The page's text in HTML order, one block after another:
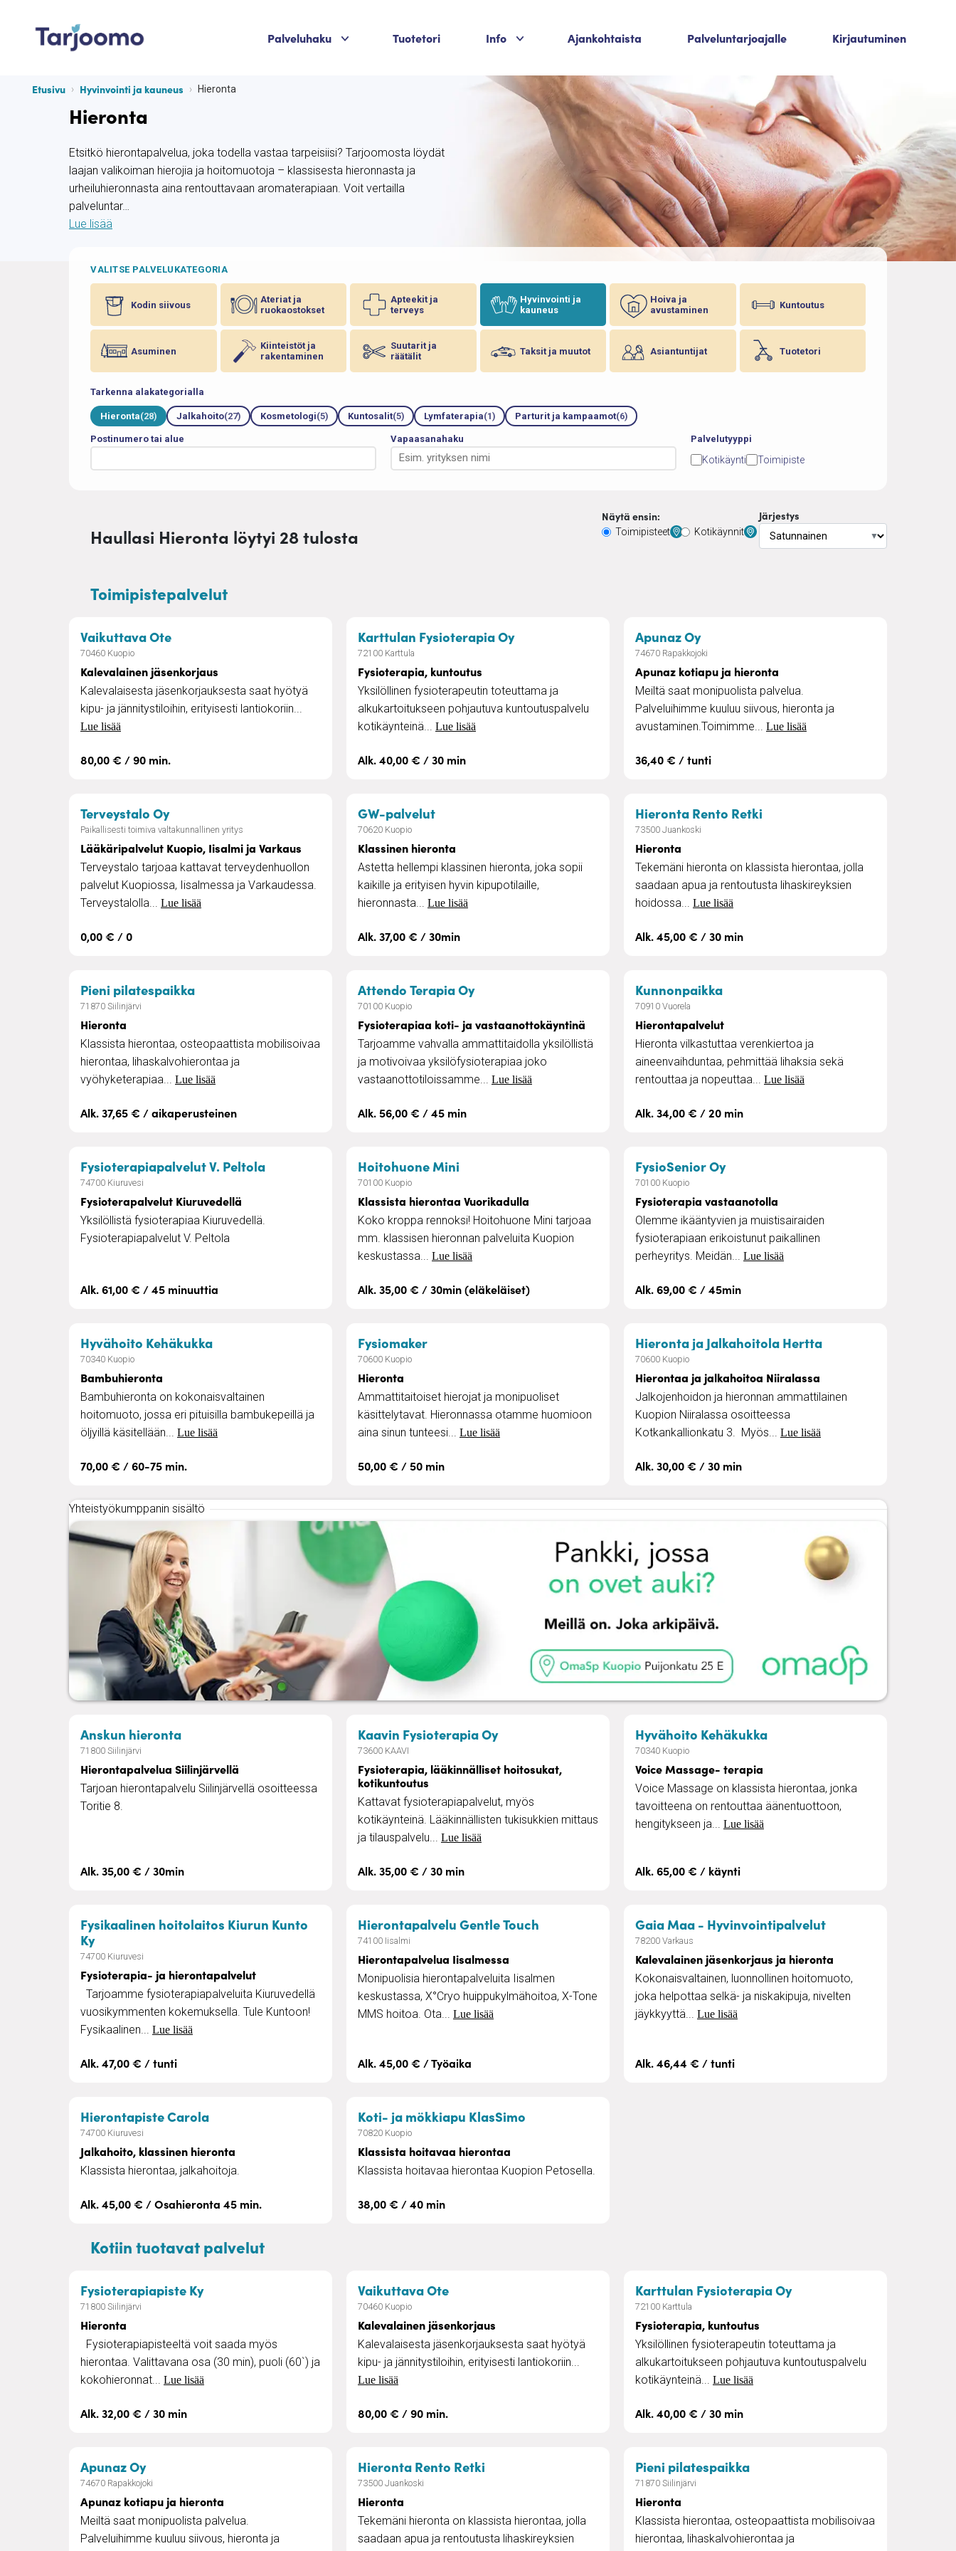
Palveluhaku Palvelukategoriat
Tuotetori Info Palvelukategoriat
Ajankohtaista Palveluntarjoajalle Kirjautuminen
Etusivu Hyvinvointi ja kauneus Hieronta
Hieronta
Etsitkö hierontapalvelua, joka todella vastaa tarpeisiisi? Tarjoomosta löydät
laajan valikoiman hierojia ja hoitomuotoja – klassisesta hieronnasta ja
urheiluhieronnasta aina rentouttavaan aromaterapiaan. Voit vertailla
palveluntar…
Lue lisää
VALITSE PALVELUKATEGORIA
Kodin siivous
Ateriat ja
ruokaostokset
Apteekit ja
terveys
Hyvinvointi ja
kauneus
Hoiva ja
avustaminen
Kuntoutus
Asuminen
Kiinteistöt ja
rakentaminen
Suutarit ja
räätälit
Taksit ja muutot Asiantuntijat Tuotetori
Tarkenna alakategorialla
Hieronta(28) Jalkahoito(27) Kosmetologi(5) Kuntosalit(5) Lymfaterapia(1) Parturit ja kampaamot(6)
Postinumero tai alue Vapaasanahaku Palvelutyyppi
Kotikäynti Toimipiste
Haullasi Hieronta löytyi 28 tulosta
Näytä ensin:
Toimipisteet Kotikäynnit
Järjestys
▼
Toimipistepalvelut
Vaikuttava Ote– Kalevalainen jäsenkorjaus
70460 Kuopio
Kalevalainen jäsenkorjaus
Kalevalaisesta jäsenkorjauksesta saat hyötyä
kipu- ja jännitystiloihin, erityisesti lantiokoriin...
Lue lisää
80,00 € / 90 min.
Karttulan Fysioterapia Oy– Fysioterapia, kuntoutus
72100 Karttula
Fysioterapia, kuntoutus
Yksilöllinen fysioterapeutin toteuttama ja
alkukartoitukseen pohjautuva kuntoutuspalvelu
kotikäynteinä... Lue lisää
Alk. 40,00 € / 30 min
Apunaz Oy– Apunaz kotiapu ja hieronta
74670 Rapakkojoki
Apunaz kotiapu ja hieronta
Meiltä saat monipuolista palvelua.
Palveluihimme kuuluu siivous, hieronta ja
avustaminen.Toimimme... Lue lisää
36,40 € / tunti
Terveystalo Oy– Lääkäripalvelut Kuopio, Iisalmi ja Varkaus
Paikallisesti toimiva valtakunnallinen yritys
Lääkäripalvelut Kuopio, Iisalmi ja Varkaus
Terveystalo tarjoaa kattavat terveydenhuollon
palvelut Kuopiossa, Iisalmessa ja Varkaudessa.
Terveystalolla... Lue lisää
0,00 € / 0
GW-palvelut– Klassinen hieronta
70620 Kuopio
Klassinen hieronta
Astetta hellempi klassinen hieronta, joka sopii
kaikille ja erityisen hyvin kipupotilaille,
hieronnasta... Lue lisää
Alk. 37,00 € / 30min
Hieronta Rento Retki
73500 Juankoski
Hieronta
Tekemäni hieronta on klassista hierontaa, jolla
saadaan apua ja rentoutusta lihaskireyksien
hoidossa... Lue lisää
Alk. 45,00 € / 30 min
Pieni pilatespaikka– Hieronta
71870 Siilinjärvi
Hieronta
Klassista hierontaa, osteopaattista mobilisoivaa
hierontaa, lihaskalvohierontaa ja
vyöhyketerapiaa... Lue lisää
Alk. 37,65 € / aikaperusteinen
Attendo Terapia Oy– Fysioterapiaa koti- ja vastaanottokäyntinä
70100 Kuopio
Fysioterapiaa koti- ja vastaanottokäyntinä
Tarjoamme vahvalla ammattitaidolla yksilöllistä
ja motivoivaa yksilöfysioterapiaa joko
vastaanottotiloissamme... Lue lisää
Alk. 56,00 € / 45 min
Kunnonpaikka– Hierontapalvelut
70910 Vuorela
Hierontapalvelut
Hieronta vilkastuttaa verenkiertoa ja
aineenvaihduntaa, pehmittää lihaksia sekä
rentouttaa ja nopeuttaa... Lue lisää
Alk. 34,00 € / 20 min
Fysioterapiapalvelut V. Peltola– Fysioterapalvelut Kiuruvedellä
74700 Kiuruvesi
Fysioterapalvelut Kiuruvedellä
Yksilöllistä fysioterapiaa Kiuruvedellä.
Fysioterapiapalvelut V. Peltola
Alk. 61,00 € / 45 minuuttia
Hoitohuone Mini – Klassista hierontaa Vuorikadulla
70100 Kuopio
Klassista hierontaa Vuorikadulla
Koko kroppa rennoksi! Hoitohuone Mini tarjoaa
mm. klassisen hieronnan palveluita Kuopion
keskustassa... Lue lisää
Alk. 35,00 € / 30min (eläkeläiset)
FysioSenior Oy– Fysioterapia vastaanotolla
70100 Kuopio
Fysioterapia vastaanotolla
Olemme ikääntyvien ja muistisairaiden
fysioterapiaan erikoistunut paikallinen
perheyritys. Meidän... Lue lisää
Alk. 69,00 € / 45min
Hyvähoito Kehäkukka– Bambuhieronta
70340 Kuopio
Bambuhieronta
Bambuhieronta on kokonaisvaltainen
hoitomuoto, jossa eri pituisilla bambukepeillä ja
öljyillä käsitellään... Lue lisää
70,00 € / 60-75 min.
Fysiomaker– Hieronta
70600 Kuopio
Hieronta
Ammattitaitoiset hierojat ja monipuoliset
käsittelytavat. Hieronnassa otamme huomioon
aina sinun tunteesi... Lue lisää
50,00 € / 50 min
Hieronta ja Jalkahoitola Hertta– Hierontaa ja
70600 Kuopio
Hierontaa ja jalkahoitoa Niiralassa
Jalkojenhoidon ja hieronnan ammattilainen
Kuopion Niiralassa osoitteessa
Kotkankallionkatu 3. Myös... Lue lisää
Alk. 30,00 € / 30 min
Yhteistyökumppanin sisältö
Anskun hieronta– Hierontapalvelua Siilinjärvellä
71800 Siilinjärvi
Hierontapalvelua Siilinjärvellä
Tarjoan hierontapalvelu Siilinjärvellä osoitteessa
Toritie 8.
Alk. 35,00 € / 30min
Kaavin Fysioterapia Oy– Fysioterapia, lääkinnälliset hoitosukat, kotikuntoutus
73600 KAAVI
Fysioterapia, lääkinnälliset hoitosukat,
kotikuntoutus
Kattavat fysioterapiapalvelut, myös
kotikäynteinä. Lääkinnällisten tukisukkien mittaus
ja tilauspalvelu... Lue lisää
Alk. 35,00 € / 30 min
Hyvähoito Kehäkukka– Voice Massage- terapia
70340 Kuopio
Voice Massage- terapia
Voice Massage on klassista hierontaa, jonka
tavoitteena on rentouttaa äänentuottoon,
hengitykseen ja... Lue lisää
Alk. 65,00 € / käynti
Fysikaalinen hoitolaitos Kiurun Kunto
Ky– Fysioterapia- ja hierontapalvelut
74700 Kiuruvesi
Fysioterapia- ja hierontapalvelut
Tarjoamme fysioterapiapalveluita Kiuruvedellä
vuosikymmenten kokemuksella. Tule Kuntoon!
Fysikaalinen... Lue lisää
Alk. 47,00 € / tunti
Hierontapalvelu Gentle Touch – Hierontapalvelua Iisalmessa
74100 Iisalmi
Hierontapalvelua Iisalmessa
Monipuolisia hierontapalveluita Iisalmen
keskustassa, X°Cryo huippukylmähoitoa, X-Tone
MMS hoitoa. Ota... Lue lisää
Alk. 45,00 € / Työaika
Gaia Maa - Hyvinvointipalvelut– Kalevalainen
78200 Varkaus
Kalevalainen jäsenkorjaus ja hieronta
Kokonaisvaltainen, luonnollinen hoitomuoto,
joka helpottaa selkä- ja niskakipuja, nivelten
jäykkyyttä... Lue lisää
Alk. 46,44 € / tunti
Hierontapiste Carola– Jalkahoito, klassinen hieronta
74700 Kiuruvesi
Jalkahoito, klassinen hieronta
Klassista hierontaa, jalkahoitoja.
Alk. 45,00 € / Osahieronta 45 min.
Koti- ja mökkiapu KlasSimo
70820 Kuopio
Klassista hoitavaa hierontaa
Klassista hoitavaa hierontaa Kuopion Petosella.
38,00 € / 40 min
Kotiin tuotavat palvelut
Fysioterapiapiste Ky– Hieronta
71800 Siilinjärvi
Hieronta
Fysioterapiapisteeltä voit saada myös
hierontaa. Valittavana osa (30 min), puoli (60`) ja
kokohieronnat... Lue lisää
Alk. 32,00 € / 30 min
Vaikuttava Ote– Kalevalainen jäsenkorjaus
70460 Kuopio
Kalevalainen jäsenkorjaus
Kalevalaisesta jäsenkorjauksesta saat hyötyä
kipu- ja jännitystiloihin, erityisesti lantiokoriin...
Lue lisää
80,00 € / 90 min.
Karttulan Fysioterapia Oy– Fysioterapia, kuntoutus
72100 Karttula
Fysioterapia, kuntoutus
Yksilöllinen fysioterapeutin toteuttama ja
alkukartoitukseen pohjautuva kuntoutuspalvelu
kotikäynteinä... Lue lisää
Alk. 40,00 € / 30 min
Apunaz Oy– Apunaz kotiapu ja hieronta
74670 Rapakkojoki
Apunaz kotiapu ja hieronta
Meiltä saat monipuolista palvelua.
Palveluihimme kuuluu siivous, hieronta ja
Hieronta Rento Retki
73500 Juankoski
Hieronta
Tekemäni hieronta on klassista hierontaa, jolla
saadaan apua ja rentoutusta lihaskireyksien
Pieni pilatespaikka– Hieronta
71870 Siilinjärvi
Hieronta
Klassista hierontaa, osteopaattista mobilisoivaa
hierontaa, lihaskalvohierontaa ja